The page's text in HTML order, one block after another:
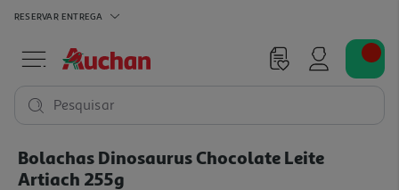
RESERVAR ENTREGA
Pesquisar
Bolachas Dinosaurus Chocolate Leite
Artiach 255g